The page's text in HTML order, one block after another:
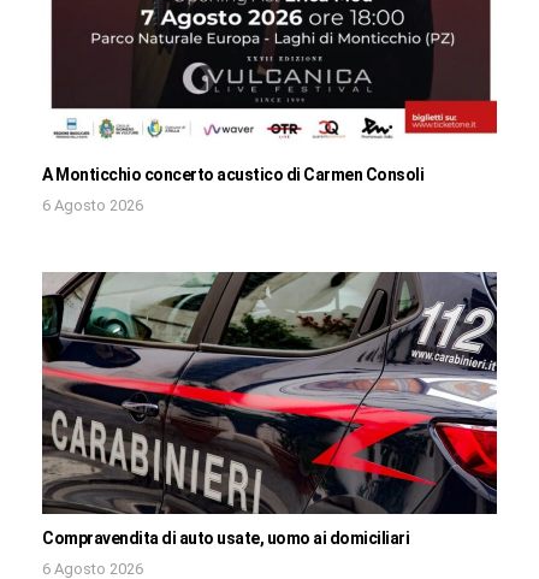
A Monticchio concerto acustico di Carmen Consoli
6 Agosto 2026
Compravendita di auto usate, uomo ai domiciliari
6 Agosto 2026